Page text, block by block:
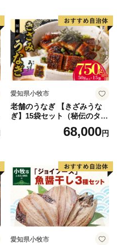
り寄せグルメ 愛知県 小牧市
送料無料
愛知県小牧市
老舗のうなぎ 【きざみうな
ぎ】15袋セット（秘伝のタレ
68,000円
愛知県小牧市